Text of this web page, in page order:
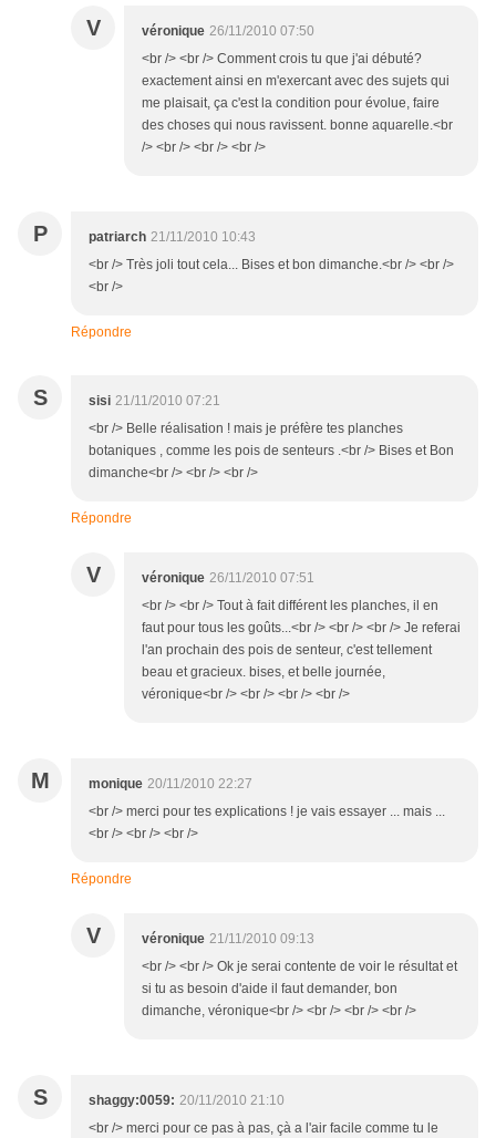
V véronique 26/11/2010 07:50
<br /> <br /> Comment crois tu que j'ai débuté?
exactement ainsi en m'exercant avec des sujets qui
me plaisait, ça c'est la condition pour évolue, faire
des choses qui nous ravissent. bonne aquarelle.<br
/> <br /> <br /> <br />
P patriarch 21/11/2010 10:43
<br /> Très joli tout cela... Bises et bon dimanche.<br /> <br />
<br />
Répondre
S sisi 21/11/2010 07:21
<br /> Belle réalisation ! mais je préfère tes planches
botaniques , comme les pois de senteurs .<br /> Bises et Bon
dimanche<br /> <br /> <br />
Répondre
V véronique 26/11/2010 07:51
<br /> <br /> Tout à fait différent les planches, il en
faut pour tous les goûts...<br /> <br /> <br /> Je referai
l'an prochain des pois de senteur, c'est tellement
beau et gracieux. bises, et belle journée,
véronique<br /> <br /> <br /> <br />
M monique 20/11/2010 22:27
<br /> merci pour tes explications ! je vais essayer ... mais ...
<br /> <br /> <br />
Répondre
V véronique 21/11/2010 09:13
<br /> <br /> Ok je serai contente de voir le résultat et
si tu as besoin d'aide il faut demander, bon
dimanche, véronique<br /> <br /> <br /> <br />
S shaggy:0059: 20/11/2010 21:10
<br /> merci pour ce pas à pas, çà a l'air facile comme tu le